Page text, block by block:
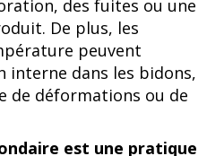
des fuites ou une
De plus, les
peuvent
interne dans les bidons,
de déformations ou de
est une pratique